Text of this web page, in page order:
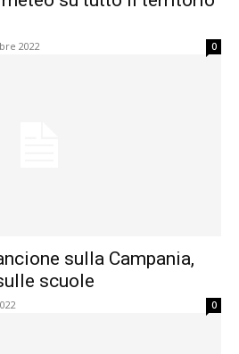
2022 0
sulla Campania,
scuole
0